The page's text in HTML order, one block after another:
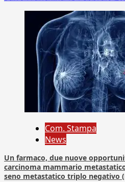
Com. Stampa
News
Un farmaco, due nuove
carcinoma mammario
seno metastatico triplo negativo